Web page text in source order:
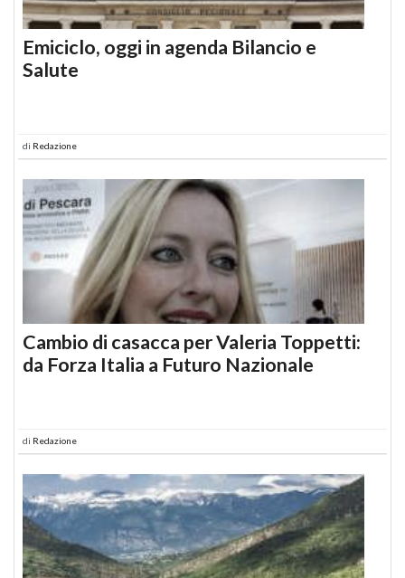
Emiciclo, oggi in agenda Bilancio e
Salute
di Redazione
Cambio di casacca per Valeria Toppetti:
da Forza Italia a Futuro Nazionale
di Redazione